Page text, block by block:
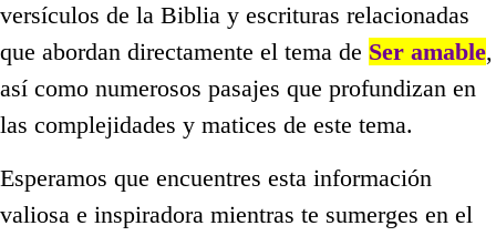
versículos de la Biblia y escrituras relacionadas
que abordan directamente el tema de Ser amable,
así como numerosos pasajes que profundizan en
las complejidades y matices de este tema.
Esperamos que encuentres esta información
valiosa e inspiradora mientras te sumerges en el